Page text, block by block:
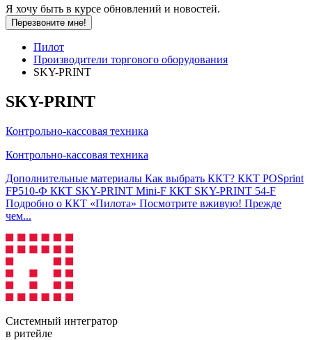
Я хочу быть в курсе обновлений и новостей.
Перезвоните мне!
Пилот
Производители торгового оборудования
SKY-PRINT
SKY-PRINT
Контрольно-кассовая техника
Контрольно-кассовая техника
Дополнительные материалы Как выбрать ККТ? ККТ POSprint
FP510-Ф ККТ SKY-PRINT Mini-F ККТ SKY-PRINT 54-F
Подробно о ККТ «Пилота» Посмотрите вживую! Прежде
чем...
Системный интегратор
в ритейле